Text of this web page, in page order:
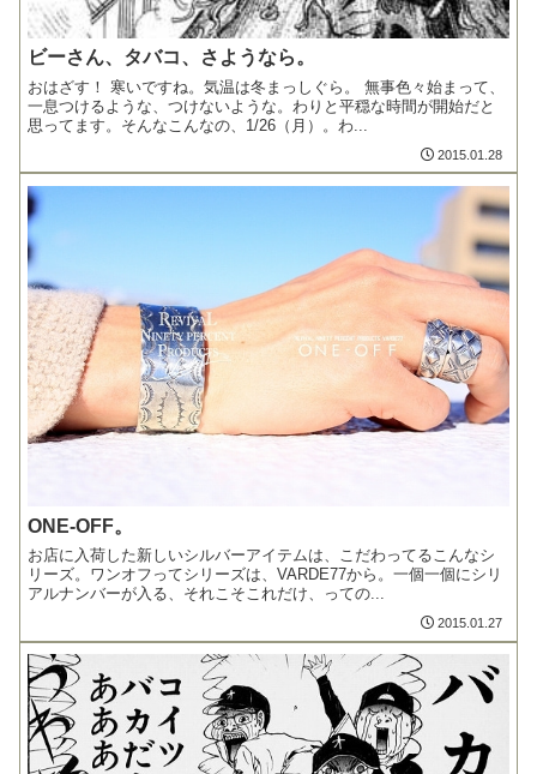
ビーさん、タバコ、さようなら。
おはざす！ 寒いですね。気温は冬まっしぐら。 無事色々始まって、
一息つけるような、つけないような。わりと平穏な時間が開始だと
思ってます。そんなこんなの、1/26（月）。わ...
2015.01.28
ONE-OFF。
お店に入荷した新しいシルバーアイテムは、こだわってるこんなシ
リーズ。ワンオフってシリーズは、VARDE77から。一個一個にシリ
アルナンバーが入る、それこそこれだけ、っての...
2015.01.27